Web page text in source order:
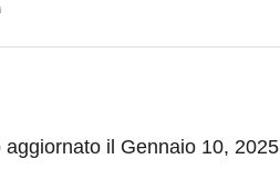
il Gennaio 10, 2025